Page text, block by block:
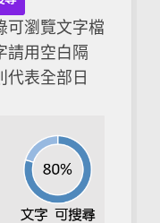
可瀏覽文字檔
請用空白隔
代表全部日